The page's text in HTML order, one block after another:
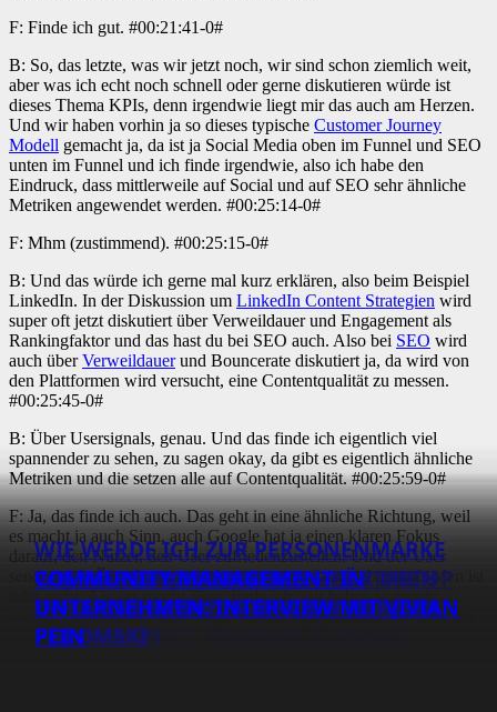
SEO ALS GROWTH-STRATEGIE:
INTERVIEW MIT KEVIN INDIG
1 MIO. NUTZER IM MONAT – MIT DER
RICHTIGEN CONTENT STRATEGIE:
INTERVIEW MIT JAN BRAKEBUSCH
SEO FÜR EIN SOFTWARE-
UNTERNEHMEN: INTERVIEW MIT BEAT
KÖCK
DOPPELT SO SICHTBAR WIE AIRBNB:
INTERVIEW MIT DOMINIK SCHWARZ
WIE MAN EIN ERFOLGREICHES STARTUP
AUFBAUT: INTERVIEW MIT JOHANNES
KLIESCH
WIE WERDE ICH ZUR PERSONENMARKE
– OHNE PLUMPE WERBUNG FÜR MICH
ZU MACHEN? INTERVIEW MIT KERSTIN
HOFFMANN
WIE WERDE ICH LINKEDIN
INFLUENCER*IN? INTERVIEW MIT JENS
POLOMSKI
COMMUNITY MANAGEMENT IN
UNTERNEHMEN: INTERVIEW MIT VIVIAN
PEIN
F: Finde ich gut. #00:21:41-0#
B: So, das letzte, was wir jetzt noch, wir sind schon ziemlich weit,
aber was ich echt noch schnell oder gerne diskutieren würde ist
dieses Thema KPIs, denn irgendwie liegt mir das auch am Herzen.
Und wir haben vorhin ja so dieses typische Customer Journey
Modell gemacht ja, da ist ja Social Media oben im Funnel und SEO
unten im Funnel und ich finde irgendwie, also ich habe den
Eindruck, dass mittlerweile auf Social und auf SEO sehr ähnliche
Metriken angewendet werden. #00:25:14-0#
F: Mhm (zustimmend). #00:25:15-0#
B: Und das würde ich gerne mal kurz erklären, also beim Beispiel
LinkedIn. In der Diskussion um LinkedIn Content Strategien wird
super oft jetzt diskutiert über Verweildauer und Engagement als
Rankingfaktor und das hast du bei SEO auch. Also bei SEO wird
auch überVerweildauerund Bouncerate diskutiert ja, da wird von
den Plattformen wird versucht, eine Contentqualität zu messen.
#00:25:45-0#
B: Über Usersignals, genau. Und das finde ich eigentlich viel
spannender zu sehen, zu sagen okay, da gibt es eigentlich ähnliche
Metriken und die setzen alle auf Contentqualität. #00:25:59-0#
F: Ja, das finde ich auch. Das geht in eine ähnliche Richtung, weil
es macht ja auch Sinn, auch Google hat ja einen klaren Fokus
darauf, den Nutzer, den User zufriedenzustellen. Und der User
sendet viele Signale aus, mit denen er signalisiert, ob er zufrieden ist
oder nicht. Also es macht Sinn, finde ich, wir haben ja gerade
darüber gesprochen, sind Social Signals Rankingfaktoren, aber bei
den Usersignalen muss ich sagen, dass ich schon den Eindruck